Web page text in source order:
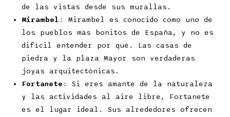
de las vistas desde sus murallas.
Mirambel : Mirambel es conocido como uno de
los pueblos más bonitos de España, y no es
difícil entender por qué. Las casas de
piedra y la plaza Mayor son verdaderas
joyas arquitectónicas.
Fortanete : Si eres amante de la naturaleza
y las actividades al aire libre, Fortanete
es el lugar ideal. Sus alrededores ofrecen